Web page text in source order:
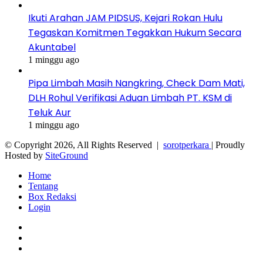
Ikuti Arahan JAM PIDSUS, Kejari Rokan Hulu
Tegaskan Komitmen Tegakkan Hukum Secara
Akuntabel
1 minggu ago
Pipa Limbah Masih Nangkring, Check Dam Mati,
DLH Rohul Verifikasi Aduan Limbah PT. KSM di
Teluk Aur
1 minggu ago
© Copyright 2026, All Rights Reserved | sorotperkara | Proudly
Hosted by SiteGround
Home
Tentang
Box Redaksi
Login